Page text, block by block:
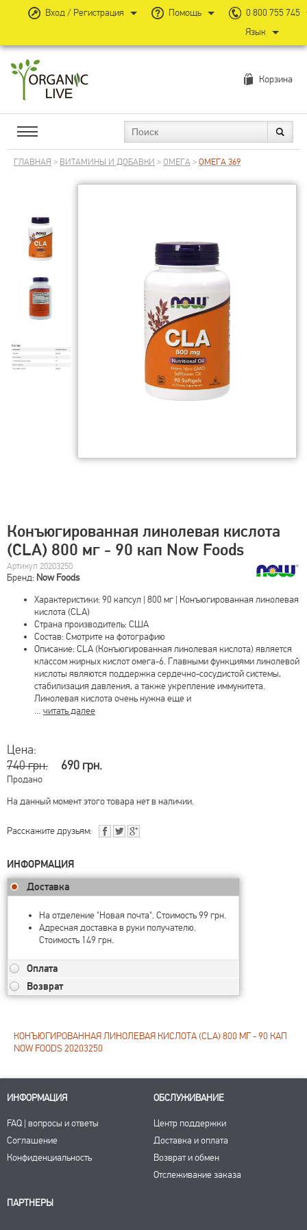
Корзина
ГЛАВНАЯ > ВИТАМИНЫ И ДОБАВКИ >ОМЕГА>ОМЕГА 369
Конъюгированная линолевая кислота
(CLA) 800 мг - 90 кап Now Foods
Артикул 20203250
Бренд: Now Foods
Характеристики: 90 капсул | 800 мг | Конъюгированная линолевая
кислота (CLA)
Страна производитель: США
Состав: Смотрите на фотографию
Описание: CLA (Конъюгированная линолевая кислота) является
классом жирных кислот омега-6. Главными функциями линолевой
кислоты являются поддержка сердечно-сосудистой системы,
стабилизация давления, а также укрепление иммунитета.
Линолевая кислота очень нужна еще и
… читать далее
Цена:
740 грн.
690 грн.
Продано
На данный момент этого товара нет в наличии.
Расскажите друзьям:
ИНФОРМАЦИЯ
Доставка
На отделение "Новая почта". Стоимость 99 грн.
Адресная доставка в руки получателю.
Стоимость 149 грн.
Оплата
Возврат
Вход / Регистрация Помощь
0 800 755 745
Язык
КОНЪЮГИРОВАННАЯ ЛИНОЛЕВАЯ КИСЛОТА (CLA) 800 МГ - 90 КАП
NOW FOODS 20203250
ИНФОРМАЦИЯ
FAQ | вопросы и ответы
Соглашение
Конфиденциальность
ОБСЛУЖИВАНИЕ
Центр поддержки
Доставка и оплата
Возврат и обмен
Отслеживание заказа
ПАРТНЕРЫ